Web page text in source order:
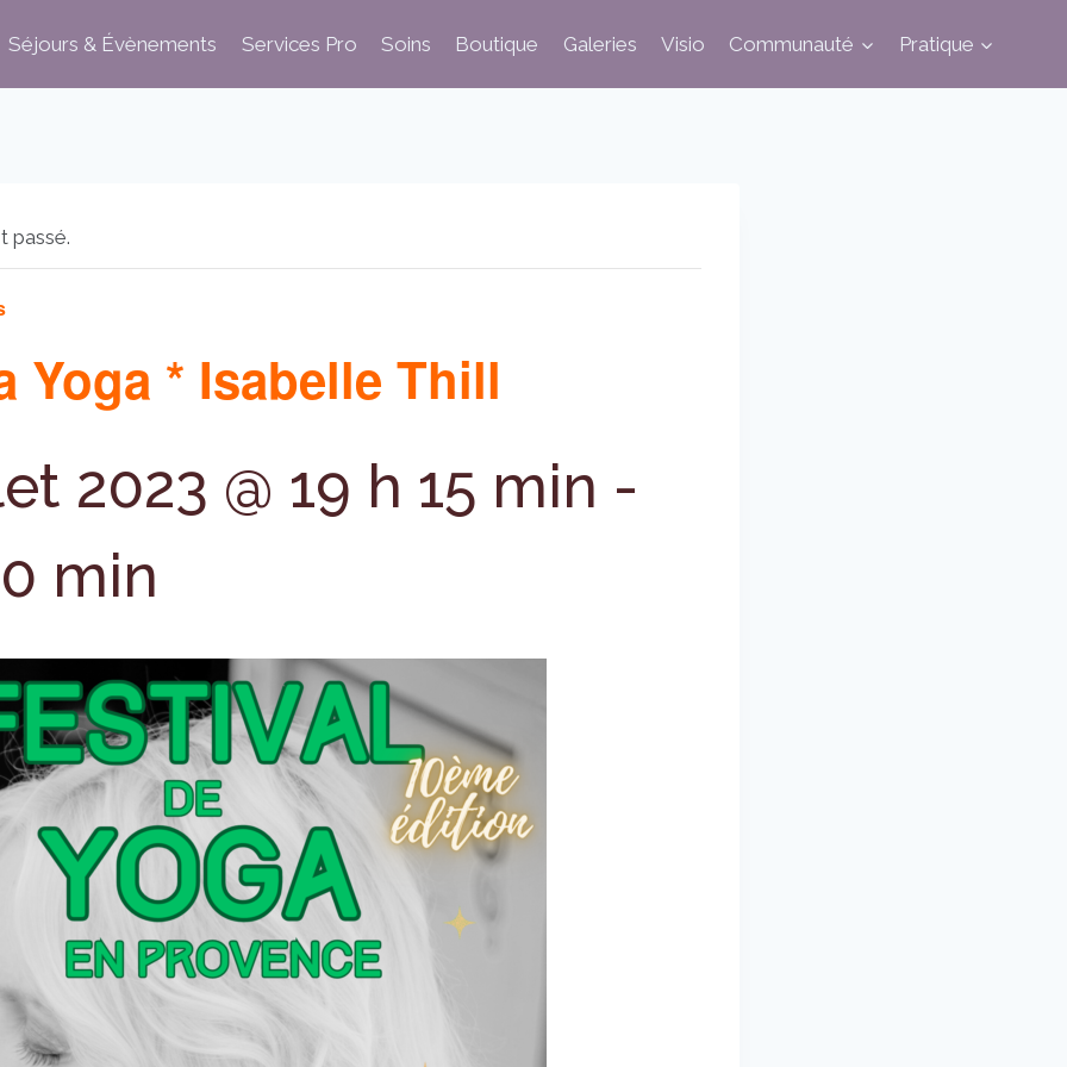
Séjours & Évènements Services Pro Soins Boutique Galeries Visio Communauté Pratique
passé.
Yoga * Isabelle Thill
2023 @ 19 h 15 min -
min